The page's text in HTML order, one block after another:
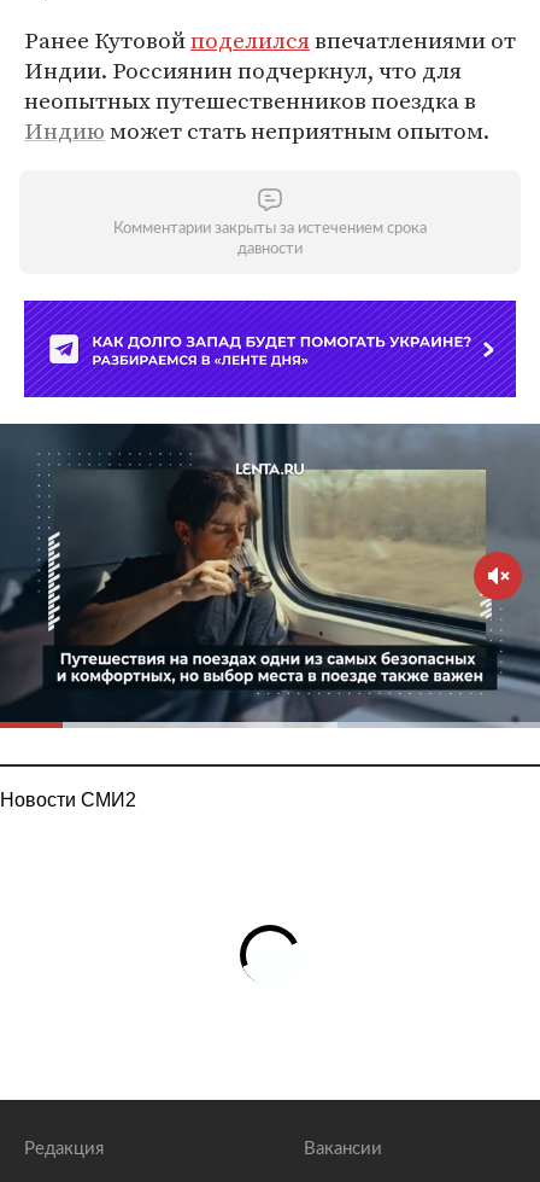
Ранее Кутовойподелилсявпечатлениями от
Индии. Россиянин подчеркнул, что для
неопытных путешественников поездка в
Индиюможет стать неприятным опытом.
Комментарии закрыты за истечением срока
давности
Новости СМИ2
Редакция Вакансии